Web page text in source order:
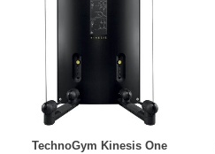
TechnoGym Kinesis One